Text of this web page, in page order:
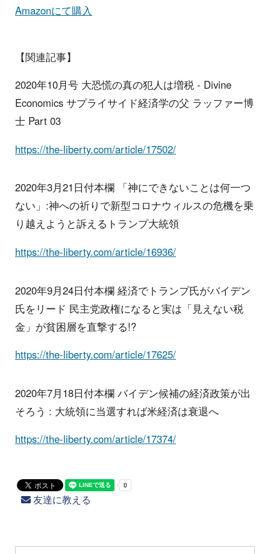
Amazonにて購入
【関連記事】
2020年10月号 大恐慌の真の犯人は増税 - Divine
Economics サプライサイド経済学の父 ラッファー博
士 Part 03
https://the-liberty.com/article/17502/
2020年3月21日付本欄 「神にできないことは何一つ
ない」:神への祈りで新型コロナウィルスの危機を乗
り越えようと訴えるトランプ大統領
https://the-liberty.com/article/16936/
2020年9月24日付本欄 経済でトランプ氏がバイデン
氏をリード 民主党政権になると実は「見えない税
金」が貧困層を直撃する!?
https://the-liberty.com/article/17625/
2020年7月18日付本欄 バイデン候補の経済政策が出
そろう : 大統領に当選すれば米経済は衰退へ
https://the-liberty.com/article/17374/
友達に教える